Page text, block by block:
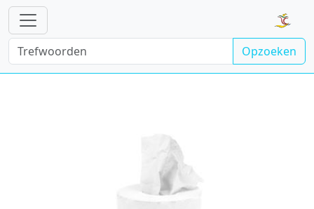
Opzoeken